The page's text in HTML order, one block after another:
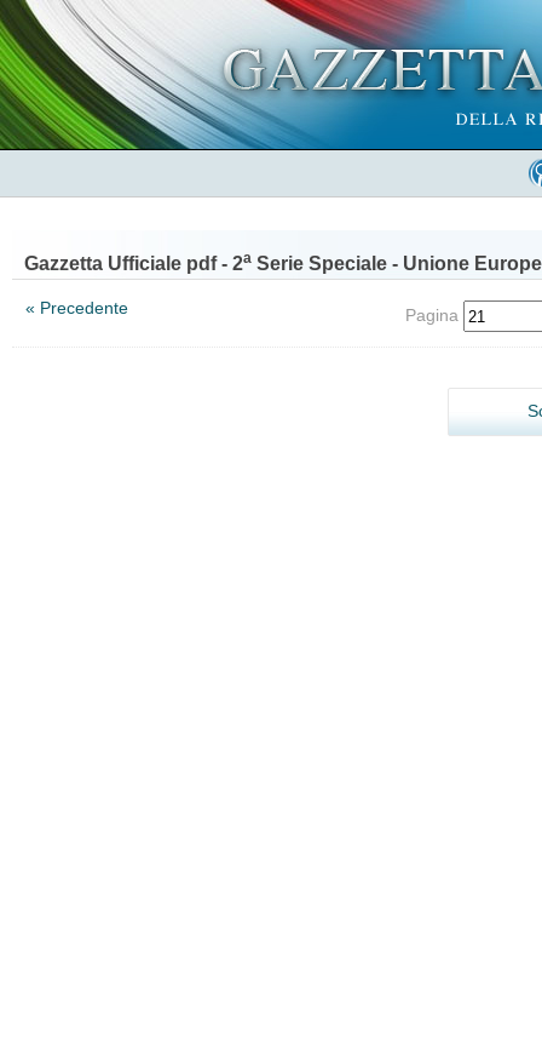
Gazzetta Ufficiale pdf - 2a Serie Speciale - Unione
« Precedente Pagina